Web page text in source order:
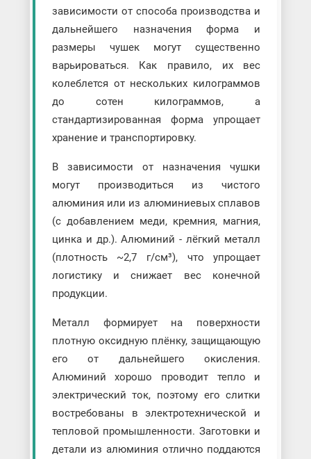
зависимости от способа производства и
дальнейшего назначения форма и
размеры чушек могут существенно
варьироваться. Как правило, их вес
колеблется от нескольких килограммов
до сотен килограммов, а
стандартизированная форма упрощает
хранение и транспортировку.
В зависимости от назначения чушки
могут производиться из чистого
алюминия или из алюминиевых сплавов
(с добавлением меди, кремния, магния,
цинка и др.). Алюминий - лёгкий металл
(плотность ~2,7 г/см³), что упрощает
логистику и снижает вес конечной
продукции.
Металл формирует на поверхности
плотную оксидную плёнку, защищающую
его от дальнейшего окисления.
Алюминий хорошо проводит тепло и
электрический ток, поэтому его слитки
востребованы в электротехнической и
тепловой промышленности. Заготовки и
детали из алюминия отлично поддаются